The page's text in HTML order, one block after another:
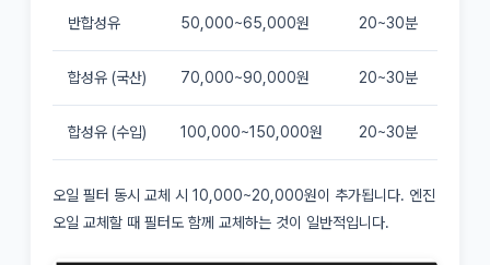
반합성유 50,000~65,000원 20~30분
합성유 (국산) 70,000~90,000원 20~30분
합성유 (수입) 100,000~150,000원 20~30분
오일 필터 동시 교체 시 10,000~20,000원이 추가됩니다. 엔진
오일 교체할 때 필터도 함께 교체하는 것이 일반적입니다.